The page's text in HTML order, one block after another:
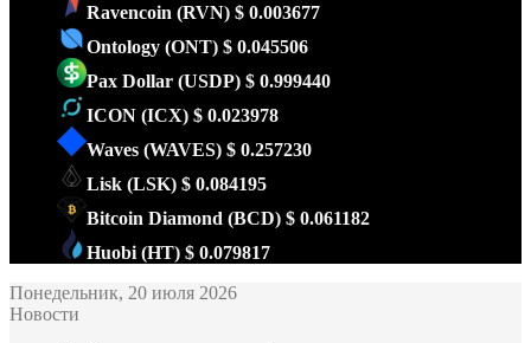
Ravencoin (RVN) $ 0.003677
Ontology (ONT) $ 0.045506
Pax Dollar (USDP) $ 0.999440
ICON (ICX) $ 0.023978
Waves (WAVES) $ 0.257230
Lisk (LSK) $ 0.084195
Bitcoin Diamond (BCD) $ 0.061182
Huobi (HT) $ 0.079817
Понедельник, 20 июля 2026
Новости